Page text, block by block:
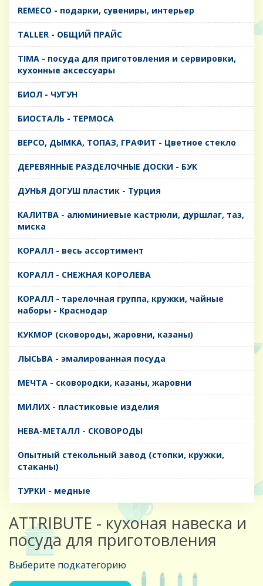
REMECO - подарки, сувениры, интерьер
TALLER - ОБЩИЙ ПРАЙС
TIMA - посуда для приготовления и сервировки,
кухонные аксессуары
БИОЛ - ЧУГУН
БИОСТАЛЬ - ТЕРМОСА
ВЕРСО, ДЫМКА, ТОПАЗ, ГРАФИТ - Цветное стекло
ДЕРЕВЯННЫЕ РАЗДЕЛОЧНЫЕ ДОСКИ - БУК
ДУНЬЯ ДОГУШ пластик - Турция
КАЛИТВА - алюминиевые кастрюли, дуршлаг, таз,
миска
КОРАЛЛ - весь ассортимент
КОРАЛЛ - СНЕЖНАЯ КОРОЛЕВА
КОРАЛЛ - тарелочная группа, кружки, чайные
наборы - Краснодар
КУКМОР (сковороды, жаровни, казаны)
ЛЫСЬВА - эмалированная посуда
МЕЧТА - сковородки, казаны, жаровни
МИЛИХ - пластиковые изделия
НЕВА-МЕТАЛЛ - СКОВОРОДЫ
Опытный стекольный завод (стопки, кружки,
стаканы)
ТУРКИ - медные
ATTRIBUTE - кухоная навеска и
посуда для приготовления
Выберите подкатегорию